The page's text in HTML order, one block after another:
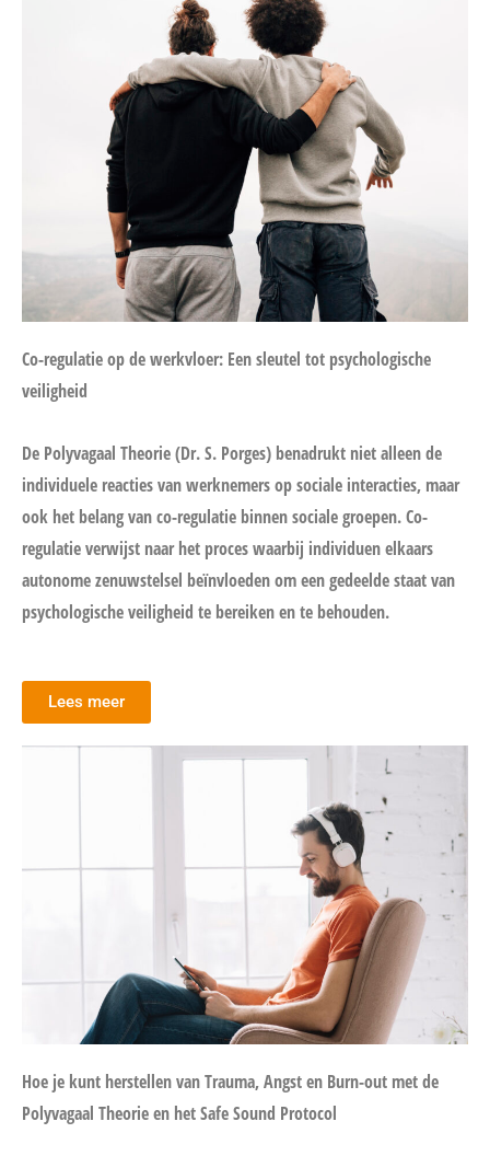
Co-regulatie op de werkvloer: Een sleutel tot psychologische
veiligheid
De Polyvagaal Theorie (Dr. S. Porges) benadrukt niet alleen de
individuele reacties van werknemers op sociale interacties, maar
ook het belang van co-regulatie binnen sociale groepen. Co-
regulatie verwijst naar het proces waarbij individuen elkaars
autonome zenuwstelsel beïnvloeden om een gedeelde staat van
psychologische veiligheid te bereiken en te behouden.
Lees meer
Hoe je kunt herstellen van Trauma, Angst en Burn-out met de
Polyvagaal Theorie en het Safe Sound Protocol